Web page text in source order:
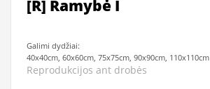
[R] Ramybė I
Galimi dydžiai:
40x40cm, 60x60cm, 75x75cm, 90x90cm, 110x110cm
Reprodukcijos ant drobės